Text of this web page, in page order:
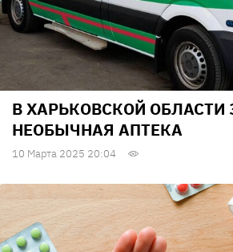
В ХАРЬКОВСКОЙ ОБЛАСТИ
НЕОБЫЧНАЯ АПТЕКА
10 Марта 2025 20:04